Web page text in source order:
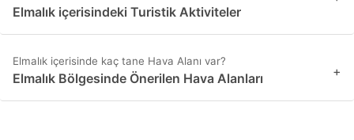
Elmalık içerisindeki Turistik Aktiviteler
Elmalık içerisinde kaç tane Hava Alanı var?
Elmalık Bölgesinde Önerilen Hava Alanları +